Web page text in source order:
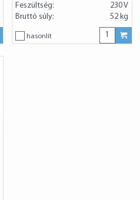
Feszültség:
230 V
Bruttó súly:
52 kg
hasonlít